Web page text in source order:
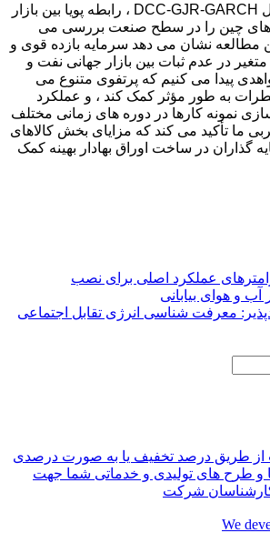
ما با استفاده از یک مدل DCC-GJR-GARCH ، رابطه پویا بین بازار
چین را در سطح صنعت بررسی می
مطالعه نشان می دهد سرمایه بازده قوی و
در عدم ثبات بین بازار جهانی نفت و
پیدا می کنیم که پرتفوی متنوع می
به طور مؤثر کمک کند ، و عملکرد
نمونه کارها در دوره های زمانی مختلف
ما تأکید می کند که مزایای بخش کالاهای
گذاران در ساخت اوراق بهادار بهینه کمک
عملکرد اصلی برای نصب
آب و هوای بیابانی
معرفت شناسی انرژی تقابل اجتماعی
از طریق درصد تخفیف یا به صورت درصدی
و طرح های تولیدی و خدماتی شما جهت
شرکت
We